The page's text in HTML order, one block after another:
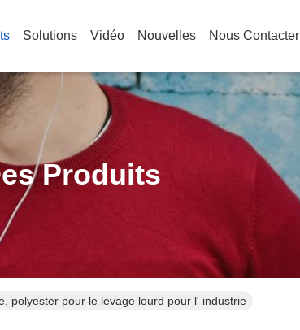
Solutions Vidéo Nouvelles Nous Contacter
Produits
polyester pour le levage lourd pour l' industrie